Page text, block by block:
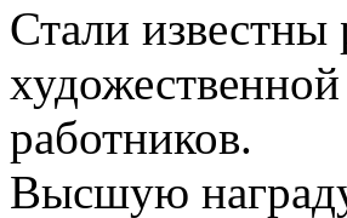
Стали известны
работников.
Высшую